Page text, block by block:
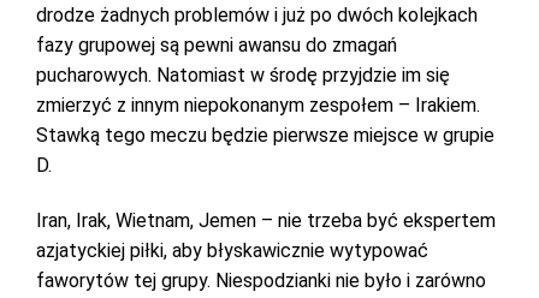
drodze żadnych problemów i już po dwóch kolejkach
fazy grupowej są pewni awansu do zmagań
pucharowych. Natomiast w środę przyjdzie im się
zmierzyć z innym niepokonanym zespołem – Irakiem.
Stawką tego meczu będzie pierwsze miejsce w grupie
D.
Iran, Irak, Wietnam, Jemen – nie trzeba być ekspertem
azjatyckiej piłki, aby błyskawicznie wytypować
faworytów tej grupy. Niespodzianki nie było i zarówno